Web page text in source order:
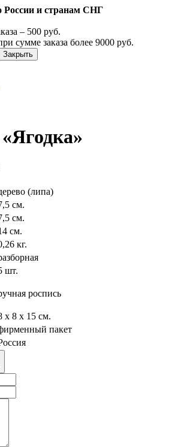
России и странам СНГ
– 500 руб.
сумме заказа более 9000 руб.
Закрыть
(липа)
см.
см.
см.
кг.
шт.
роспись
х 8 х 15 см.
пакет